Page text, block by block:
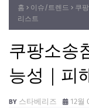
홈 이슈/트렌드
쿠
리스트
쿠팡소송
능성｜피
스타베리즈 12월